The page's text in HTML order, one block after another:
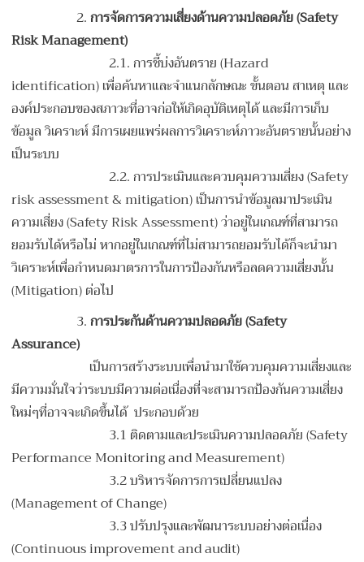
2.การจัดการความเสี่ยงด้านความปลอดภัย (Safety
Risk Management)
2.1. การชี้บ่งอันตราย (Hazard
identification) เพื่อค้นหาและจำแนกลักษณะ ขั้นตอน สาเหตุ และ
องค์ประกอบของสภาวะที่อาจก่อให้เกิดอุบัติเหตุได้ และมีการเก็บ
ข้อมูล วิเคราะห์ มีการเผยแพร่ผลการวิเคราะห์ภาวะอันตรายนั้นอย่าง
เป็นระบบ
2.2. การประเมินและควบคุมความเสี่ยง (Safety
risk assessment & mitigation) เป็นการนำข้อมูลมาประเมิน
ความเสี่ยง (Safety Risk Assessment) ว่าอยู่ในเกณฑ์ที่สามารถ
ยอมรับได้หรือไม่ หากอยู่ในเกณฑ์ที่ไม่สามารถยอมรับได้ก็จะนำมา
วิเคราะห์เพื่อกำหนดมาตรการในการป้องกันหรือลดความเสี่ยงนั้น
(Mitigation) ต่อไป
3.การประกันด้านความปลอดภัย (Safety
Assurance)
เป็นการสร้างระบบเพื่อนำมาใช้ควบคุมความเสี่ยงและ
มีความมั่นใจว่าระบบมีความต่อเนื่องที่จะสามารถป้องกันความเสี่ยง
ใหม่ๆที่อาจจะเกิดขึ้นได้ ประกอบด้วย
3.1 ติดตามและประเมินความปลอดภัย (Safety
Performance Monitoring and Measurement)
3.2 บริหารจัดการการเปลี่ยนแปลง
(Management of Change)
3.3 ปรับปรุงและพัฒนาระบบอย่างต่อเนื่อง
(Continuous improvement and audit)